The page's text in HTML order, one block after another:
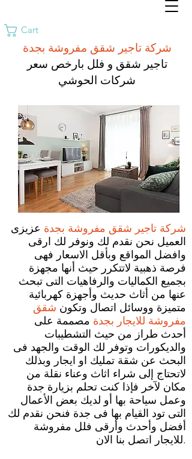
Cart
شركة تاجير شقق مفروشة بجدة
تاجير شقق و فلل بارخص سعر
شركات الحوشي
شركة تاجير شقق مفروشة بجدة عزيزى
العميل نحن نقدم لك ونوفر لك ارقى
وافضل المواقع وبأقل الاسعار فهى
فرصة ذهبية لاتتكرر حيث أنها مجهزة
بجميع الكماليات والرفاهيات التى تبحث
عنها من أثاث حديث وأجهزة كهربائية
متميزة ووسائل اتصال وتكون شقق
مفروشة للايجار بجدة مصممة على
أحدث طراز من حيث التشطيبات
والديكورات وتوفر لك الوقت والجهد فى
البحث عن شقة تمليك او ايجار وبذلك
لاتحتاج إلى شراء اثاث وعناء نقلة من
مكان لآخر فإذا كنت تحلم بزيارة جدة
وعمل سياحة بها أو لديك بعض الأعمال
التى تود القيام بها فى جدة فنحن نقدم لك
أفضل وأحدث وأرقى فلل مفروشة
للايجار اتصل بنا الان.